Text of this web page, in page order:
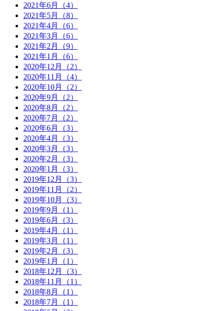
2021年6月（4）
2021年5月（8）
2021年4月（6）
2021年3月（6）
2021年2月（9）
2021年1月（6）
2020年12月（2）
2020年11月（4）
2020年10月（2）
2020年9月（2）
2020年8月（2）
2020年7月（2）
2020年6月（3）
2020年4月（3）
2020年3月（3）
2020年2月（3）
2020年1月（3）
2019年12月（3）
2019年11月（2）
2019年10月（3）
2019年9月（1）
2019年6月（3）
2019年4月（1）
2019年3月（1）
2019年2月（3）
2019年1月（1）
2018年12月（3）
2018年11月（1）
2018年8月（1）
2018年7月（1）